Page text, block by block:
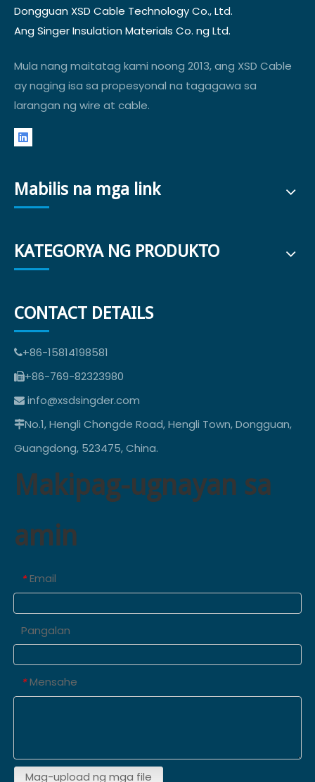
Dongguan XSD Cable Technology Co., Ltd.
Ang Singer Insulation Materials Co. ng Ltd.
Mula nang maitatag kami noong 2013, ang XSD Cable
ay naging isa sa propesyonal na tagagawa sa
larangan ng wire at cable.
Mabilis na mga link
KATEGORYA NG PRODUKTO
CONTACT DETAILS
+86-15814198581
+86-769-82323980
 info@xsdsingder.com
No.1, Hengli Chongde Road, Hengli Town, Dongguan,
Guangdong, 523475, China.
Makipag-ugnayan sa
amin
* Email
Pangalan
* Mensahe
Mag-upload ng mga file